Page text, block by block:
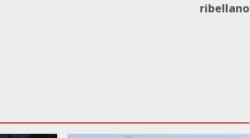
ribellano